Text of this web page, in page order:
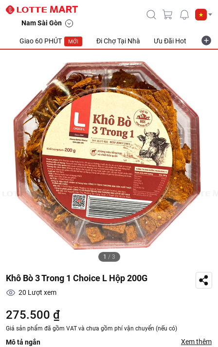
Nam Sài Gòn
Giao 60 PHÚT MỚI Đi Chợ Tại Nhà Ưu Đãi Hot
1 / 3
Khô Bò 3 Trong 1 Choice L Hộp 200G
20 Lượt xem
275.500 ₫
Giá sản phẩm đã gồm VAT và chưa gồm phí vận chuyển (nếu có)
Mô tả ngắn Xem thêm